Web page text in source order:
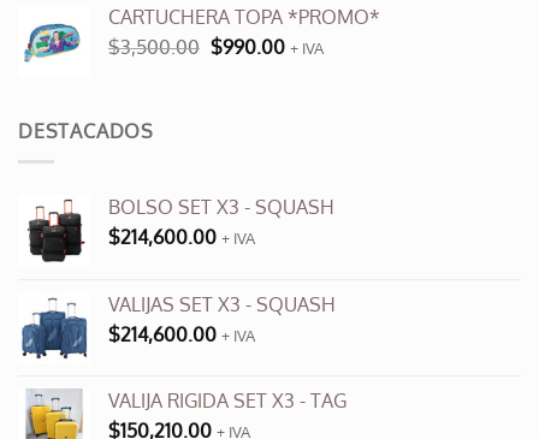
era:
$9,600.00.
es:
$3,500.00.
CARTUCHERA TOPA *PROMO*
$3,500.00 El
$990.00El+ IVA
DESTACADOS
BOLSO SET X3 - SQUASH
$214,600.00 + IVA
VALIJAS SET X3 - SQUASH
$214,600.00 + IVA
VALIJA RIGIDA SET X3 - TAG
$150,210.00 + IVA